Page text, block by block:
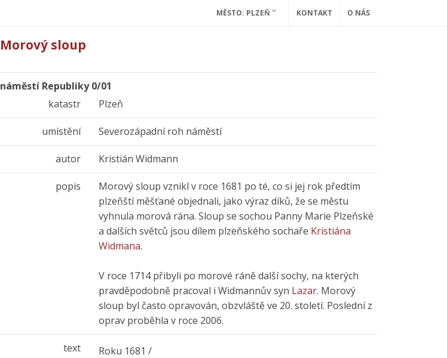
MĚSTO: PLZEŇ KONTAKT O NÁS
Morový sloup
náměstí Republiky 0/01
katastr
Plzeň
umístění Severozápadní roh náměstí
autor Kristián Widmann
popis
Morový sloup vznikl v roce 1681 po té, co si jej rok předtím
plzeňští měšťané objednali, jako výraz díků, že se městu
vyhnula morová rána. Sloup se sochou Panny Marie Plzeňské
a dalších světců jsou dílem plzeňského sochaře Kristiána
Widmana.
V roce 1714 přibyli po morové ráně další sochy, na kterých
pravděpodobně pracoval i Widmannův syn Lazar. Morový
sloup byl často opravován, obzvláště ve 20. století. Poslední z
oprav proběhla v roce 2006.
text
Roku 1681 /